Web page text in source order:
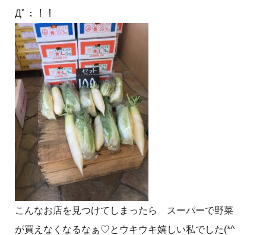
Дﾟ；！！
こんなお店を見つけてしまったら スーパーで野菜
が買えなくなるなぁ♡とウキウキ嬉しい私でした(*^